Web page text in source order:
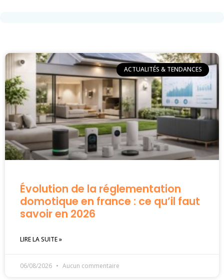
ACTUALITÉS & TENDANCES
Évolution de la réglementation
domotique en france : ce qu’il faut
savoir en 2026
LIRE LA SUITE »
06/08/2026 Aucun commentaire